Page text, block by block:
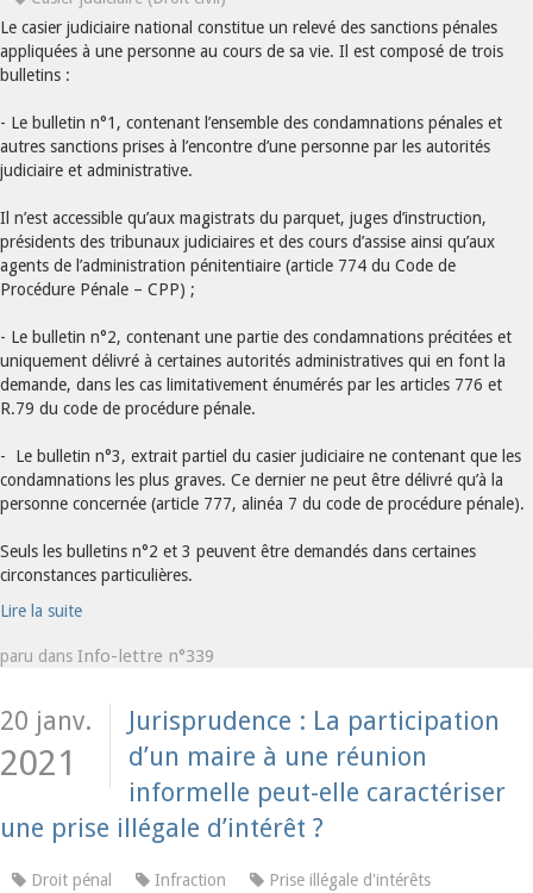
Le casier judiciaire national constitue un relevé des sanctions pénales
appliquées à une personne au cours de sa vie. Il est composé de trois
bulletins :
- Le bulletin n°1, contenant l’ensemble des condamnations pénales et
autres sanctions prises à l’encontre d’une personne par les autorités
judiciaire et administrative.
Il n’est accessible qu’aux magistrats du parquet, juges d’instruction,
présidents des tribunaux judiciaires et des cours d’assise ainsi qu’aux
agents de l’administration pénitentiaire (article 774 du Code de
Procédure Pénale – CPP) ;
- Le bulletin n°2, contenant une partie des condamnations précitées et
uniquement délivré à certaines autorités administratives qui en font la
demande, dans les cas limitativement énumérés par les articles 776 et
R.79 du code de procédure pénale.
- Le bulletin n°3, extrait partiel du casier judiciaire ne contenant que les
condamnations les plus graves. Ce dernier ne peut être délivré qu’à la
personne concernée (article 777, alinéa 7 du code de procédure pénale).
Seuls les bulletins n°2 et 3 peuvent être demandés dans certaines
circonstances particulières.
Lire la suite
paru dans Info-lettre n°339
20 janv.
2021
Jurisprudence : La participation
d’un maire à une réunion
informelle peut-elle caractériser
une prise illégale d’intérêt ?
Droit pénal Infraction Prise illégale d'intérêts